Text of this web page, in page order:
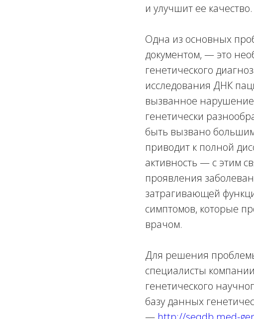
и улучшит ее качество.
Одна из основных
документом, — это
генетического
исследования ДНК
вызванное
генетически
быть вызвано
приводит к полной
активность — с этим
проявления
затрагивающей
симптомов, которые
врачом.
Для решения
специалисты
генетического
базу данных